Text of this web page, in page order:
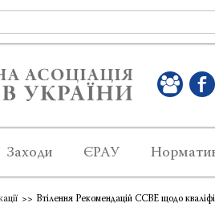
Заходи ЄРАУ
Втілення Рекомендацій CCBE щодо